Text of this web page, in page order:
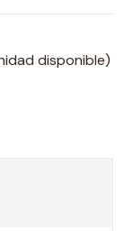
disponible)